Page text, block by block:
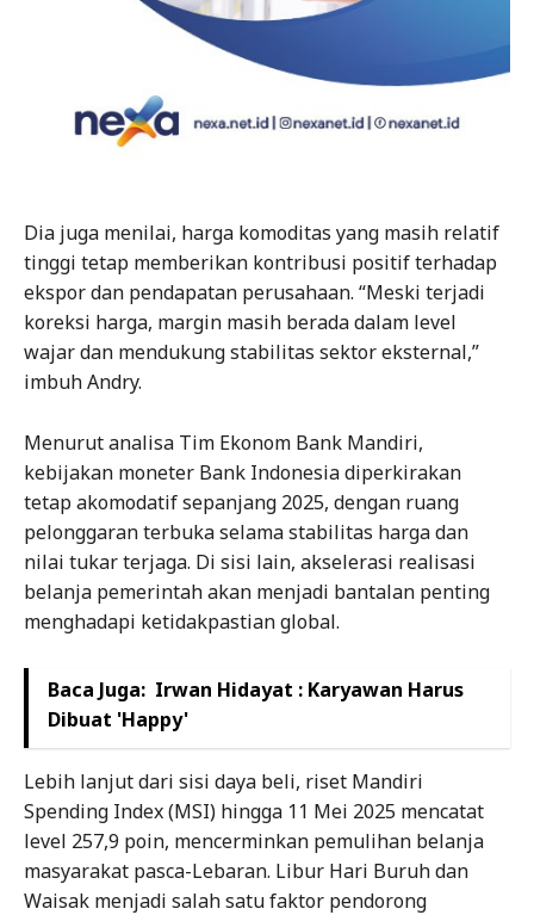
Dia juga menilai, harga komoditas yang masih relatif
tinggi tetap memberikan kontribusi positif terhadap
ekspor dan pendapatan perusahaan. “Meski terjadi
koreksi harga, margin masih berada dalam level
wajar dan mendukung stabilitas sektor eksternal,”
imbuh Andry.
Menurut analisa Tim Ekonom Bank Mandiri,
kebijakan moneter Bank Indonesia diperkirakan
tetap akomodatif sepanjang 2025, dengan ruang
pelonggaran terbuka selama stabilitas harga dan
nilai tukar terjaga. Di sisi lain, akselerasi realisasi
belanja pemerintah akan menjadi bantalan penting
menghadapi ketidakpastian global.
Baca Juga: Irwan Hidayat : Karyawan Harus
Dibuat 'Happy'
Lebih lanjut dari sisi daya beli, riset Mandiri
Spending Index (MSI) hingga 11 Mei 2025 mencatat
level 257,9 poin, mencerminkan pemulihan belanja
masyarakat pasca-Lebaran. Libur Hari Buruh dan
Waisak menjadi salah satu faktor pendorong